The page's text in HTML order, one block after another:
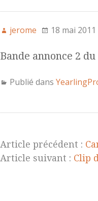
jerome 18 mai 2011
Bande annonce 2
Publié dans
Article précédent :
Article suivant : Clip